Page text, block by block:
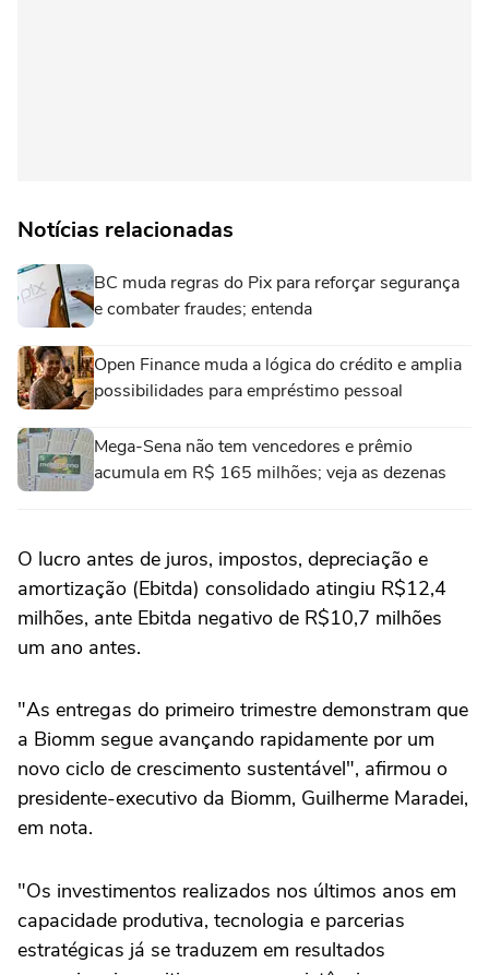
Notícias relacionadas
BC muda regras do Pix para reforçar segurança
e combater fraudes; entenda
Open Finance muda a lógica do crédito e amplia
possibilidades para empréstimo pessoal
Mega-Sena não tem vencedores e prêmio
acumula em R$ 165 milhões; veja as dezenas
O lucro antes de juros, ‌impostos, depreciação e
amortização (Ebitda) consolidado atingiu R$12,4
milhões, ‌ante Ebitda ⁠negativo de ⁠R$10,7 milhões
um ano antes.
"As entregas do primeiro ⁠trimestre demonstram que
‌a Biomm segue ‌avançando rapidamente por um
novo ciclo de crescimento sustentável", afirmou o
presidente-executivo da Biomm, Guilherme Maradei,
em nota.
"Os investimentos ⁠realizados nos últimos anos em
capacidade produtiva, tecnologia e parcerias
estratégicas já se traduzem em resultados